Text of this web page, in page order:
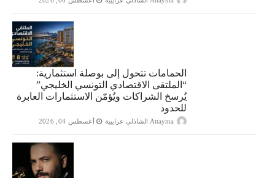
الحمامات تتحول إلى بوصلة استثمارية:
“الملتقى الاقتصادي التونسي الخليجي”
يُرسخ الشراكات ويُؤمّن الاستثمارات العابرة
للحدود
Attayma الشاذلي عرايبية أغسطس 04, 2026